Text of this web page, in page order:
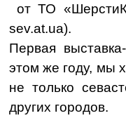
от ТО
sev.at.ua).
Первая
этом же году, мы
не только
других городов.